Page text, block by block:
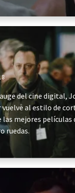
del cine digital,
al estilo de
las mejores películas
ruedas.